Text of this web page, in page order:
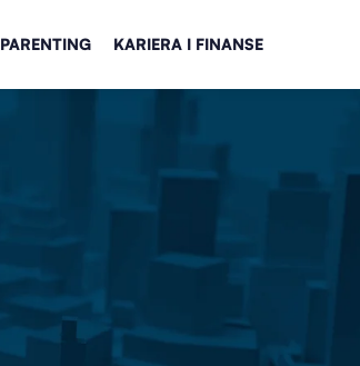
PARENTING KARIERA I FINANSE